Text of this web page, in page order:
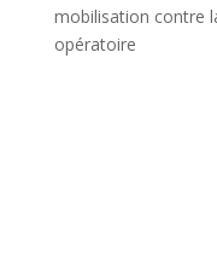
mobilisation contre
opératoire